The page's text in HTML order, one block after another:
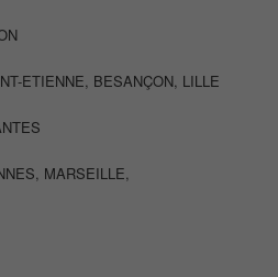
ETIENNE, BESANÇON, LILLE
MARSEILLE,